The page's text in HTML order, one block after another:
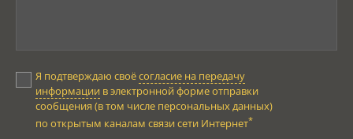
Я подтверждаю своёсогласие на передачу
информации в электронной форме отправки
сообщения (в том числе персональных данных)
по открытым каналам связи сети Интернет*